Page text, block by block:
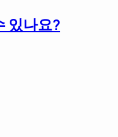
있나요?